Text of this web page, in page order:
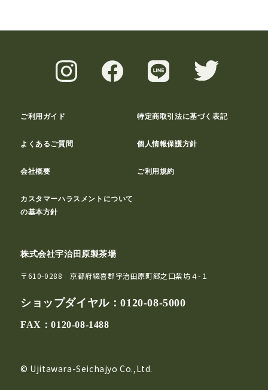
ご利用ガイド 特定商取引法に基づく表記
よくあるご質問 個人情報保護方針
会社概要 ご利用規約
カスタマーハラスメントについて
の基本方針
株式会社宇治田原製茶場
〒610-0288 京都府綴喜郡宇治田原町郷之口紫坊４-１
ショップダイヤル：0120-08-5000
FAX：0120-08-1488
© Ujitawara-Seichajyo Co.,Ltd.